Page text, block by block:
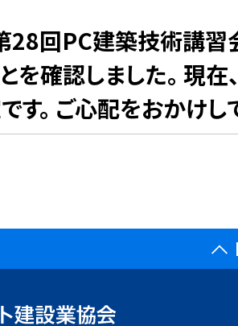
28回PC建築技術講習
を確認しました。 現
す。 ご心配をおかけし